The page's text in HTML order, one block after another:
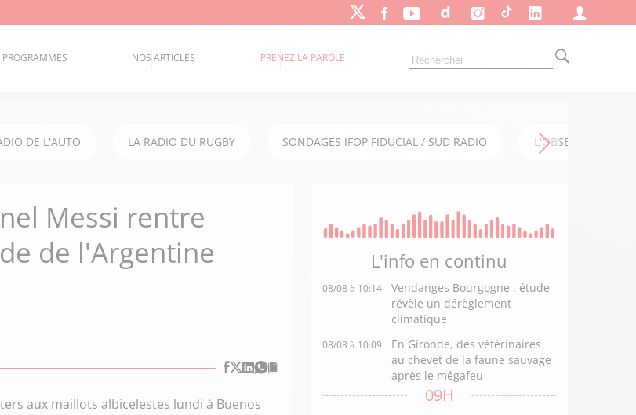
PROGRAMMES NOS ARTICLES PRENEZ LA PAROLE
DE L'AUTO LA RADIO DU RUGBY SONDAGES IFOP FIDUCIAL / SUD RADIO L'OBSERVATOIRE
Messi rentre
de l'Argentine
aux maillots albicelestes lundi à Buenos
L'info en continu
08/08 à 10:14
Vendanges Bourgogne : étude
révèle un dérèglement
climatique
08/08 à 10:09
En Gironde, des vétérinaires
au chevet de la faune sauvage
après le mégafeu
09H